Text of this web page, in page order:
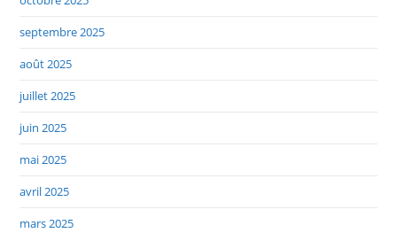
septembre 2025
août 2025
juillet 2025
juin 2025
mai 2025
avril 2025
mars 2025